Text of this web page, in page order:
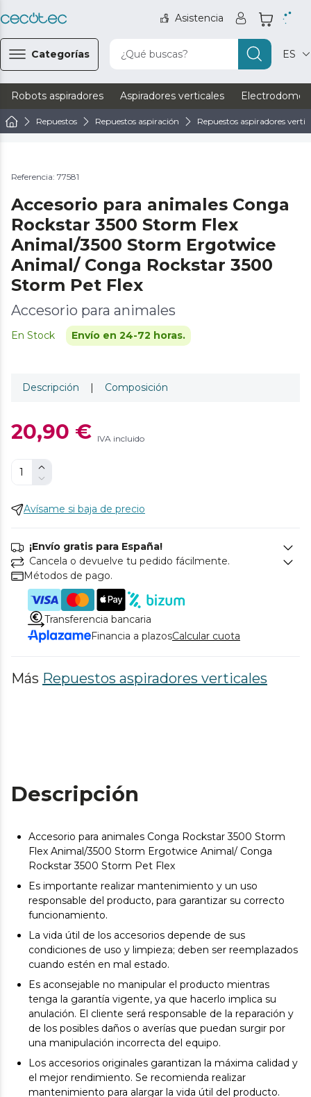
Asistencia
Categorías ¿Qué buscas? ES
Robots aspiradores Aspiradores verticales
Repuestos Repuestos aspiración Repuestos aspiradores
Referencia: 77581
Accesorio para animales Conga
Rockstar 3500 Storm Flex
Animal/3500 Storm Ergotwice
Animal/ Conga Rockstar 3500
Storm Pet Flex
Accesorio para animales
En Stock Envío en 24-72 horas.
Descripción | Composición
20,90 € IVA incluido
Avísame si baja de precio
¡Envío gratis para España!
Cancela o devuelve tu pedido fácilmente.
Métodos de pago.
Transferencia bancaria
Financia a plazosCalcular cuota
Más Repuestos aspiradores verticales
Descripción
Accesorio para animales Conga Rockstar 3500 Storm
Flex Animal/3500 Storm Ergotwice Animal/ Conga
Rockstar 3500 Storm Pet Flex
Es importante realizar mantenimiento y un uso
responsable del producto, para garantizar su correcto
funcionamiento.
La vida útil de los accesorios depende de sus
condiciones de uso y limpieza; deben ser reemplazados
cuando estén en mal estado.
Es aconsejable no manipular el producto mientras
tenga la garantía vigente, ya que hacerlo implica su
anulación. El cliente será responsable de la reparación y
de los posibles daños o averías que puedan surgir por
una manipulación incorrecta del equipo.
Los accesorios originales garantizan la máxima calidad y
el mejor rendimiento. Se recomienda realizar
mantenimiento para alargar la vida útil del producto.